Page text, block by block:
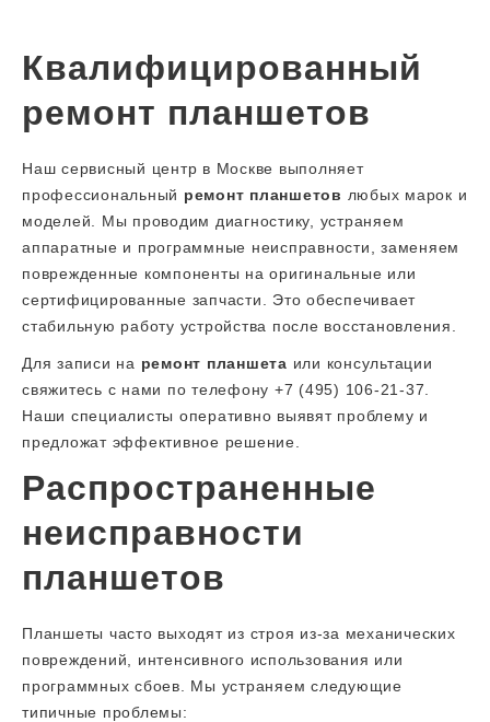
Квалифицированный
ремонт планшетов
Наш сервисный центр в Москве выполняет
профессиональный ремонт планшетов любых марок и
моделей. Мы проводим диагностику, устраняем
аппаратные и программные неисправности, заменяем
поврежденные компоненты на оригинальные или
сертифицированные запчасти. Это обеспечивает
стабильную работу устройства после восстановления.
Для записи на ремонт планшета или консультации
свяжитесь с нами по телефону +7 (495) 106-21-37.
Наши специалисты оперативно выявят проблему и
предложат эффективное решение.
Распространенные
неисправности
планшетов
Планшеты часто выходят из строя из-за механических
повреждений, интенсивного использования или
программных сбоев. Мы устраняем следующие
типичные проблемы: